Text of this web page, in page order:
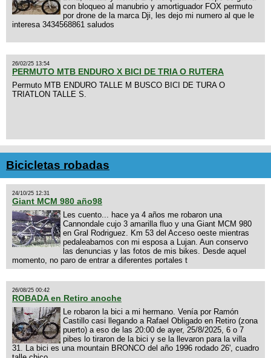
con bloqueo al manubrio y amortiguador FOX permuto
por drone de la marca Dji, les dejo mi numero al que le
interesa 3434568861 saludos
26/02/25 13:54
PERMUTO MTB ENDURO X BICI DE TRIA O RUTERA
Permuto MTB ENDURO TALLE M BUSCO BICI DE TURA O
TRIATLON TALLE S.
Bicicletas robadas
24/10/25 12:31
Giant MCM 980 año98
Les cuento... hace ya 4 años me robaron una
Cannondale cujo 3 amarilla fluo y una Giant MCM 980
en Gral Rodriguez. Km 53 del Acceso oeste mientras
pedaleabamos con mi esposa a Lujan. Aun conservo
las denuncias y las fotos de mis bikes. Desde aquel
momento, no paro de entrar a diferentes portales t
26/08/25 00:42
ROBADA en Retiro anoche
Le robaron la bici a mi hermano. Venía por Ramón
Castillo casi llegando a Rafael Obligado en Retiro (zona
puerto) a eso de las 20:00 de ayer, 25/8/2025, 6 o 7
pibes lo tiraron de la bici y se la llevaron para la villa
31. La bici es una mountain BRONCO del año 1996 rodado 26', cuadro